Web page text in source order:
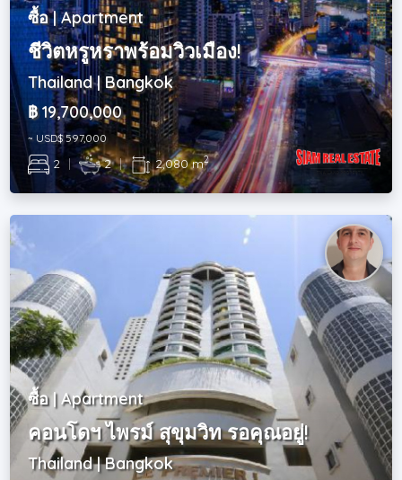
ซื้อ | Apartment
ชีวิตหรูหราพร้อมวิวเมือง!
Thailand | Bangkok
฿ 19,700,000
~ USD$ 597,000
2 | 2 | 2,080 m2
ซื้อ | Apartment
คอนโดฯ ไพรม์ สุขุมวิท รอคุณอยู่!
Thailand | Bangkok